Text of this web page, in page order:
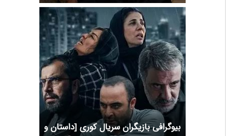
بیوگرافی بازیگران سریال کوری [داستان و